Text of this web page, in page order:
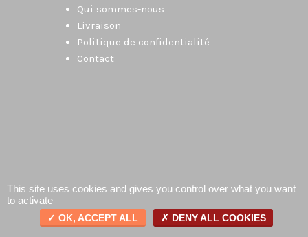
Qui sommes-nous
Livraison
Politique de confidentialité
Contact
This site uses cookies and gives you control over what you want
to activate
OK, ACCEPT ALL DENY ALL COOKIES